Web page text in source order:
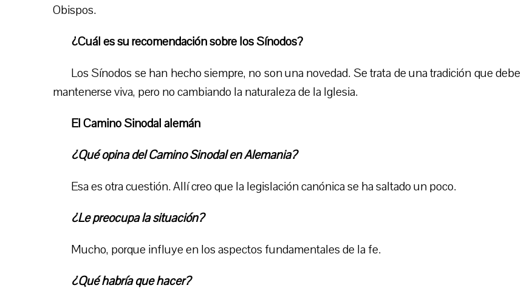
Obispos.
¿Cuál es su recomendación sobre los Sínodos?
Los Sínodos se han hecho siempre, no son una novedad. Se trata de una tradición que debe
mantenerse viva, pero no cambiando la naturaleza de la Iglesia.
El Camino Sinodal alemán
¿Qué opina del Camino Sinodal en Alemania?
Esa es otra cuestión. Allí creo que la legislación canónica se ha saltado un poco.
¿Le preocupa la situación?
Mucho, porque influye en los aspectos fundamentales de la fe.
¿Qué habría que hacer?